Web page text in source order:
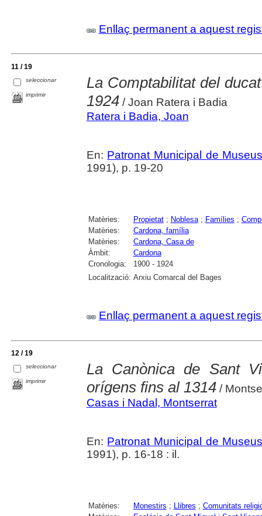
Enllaç permanent a aquest
11 / 19
seleccionar
imprimir
La Comptabilitat del
1924/ Joan Ratera i Badia
Ratera i Badia, Joan
En: Patronat Municipal de
1991), p. 19-20
Matèries: Propietat; Noblesa; Famílies ;
Matèries:
Cardona, família
Matèries:
Cardona, Casa de
Àmbit:
Cardona
Cronologia:
1900 - 1924
Localització: Arxiu Comarcal del Bages
Enllaç permanent a aquest
12 / 19
seleccionar
imprimir
La Canònica de Sant
orígens fins al 1314/
Casas i Nadal, Montserrat
En: Patronat Municipal de
1991), p. 16-18 : il.
Matèries: Monestirs ; Llibres ; Comunitats